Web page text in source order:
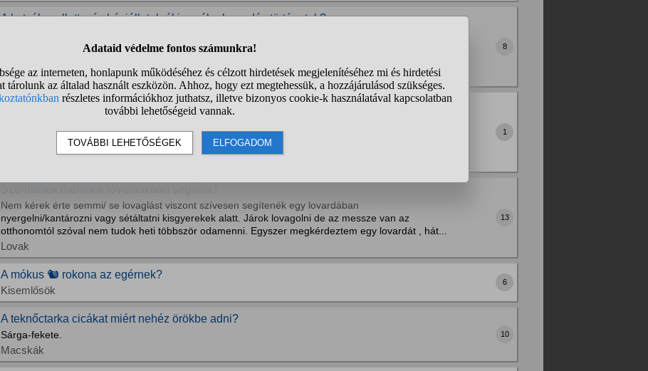
A kutyák mellett más háziállatokról is szólnak csodás történetek?
életre szóló barátai a gazdájuknak, akit az életük árán is megvédenek. Más háziállatokkal is
Egyéb kérdések
8
Milyen feladatokat lovagoltok?
Az lenne a kérdésem, hogy milyen jellegű feladatokat lovagoltok? Nem az átlagos
patanyomfigurákra gondolok. Hanem valami többre. Nem is küldő, belső állítás, combra való meg
ilyesmi, hanem mondjuk... nem is tudom ki... egyszerű kígyóvonal középen kis kör kifelé......
1
Nem kérek érte semmi/ se lovaglást viszont szívesen segítenék egy lovardában
nyergelni/kantározni vagy sétáltatni kisgyerekek alatt. Járok lovagolni de az messze van az
otthonomtól szóval nem tudok heti többször odamenni. Egyszer megkérdeztem egy lovardát , hát...
Lovak
13
A mókus 🐿️ rokona az egérnek?
Kisemlősök
6
A teknőctarka cicákat miért nehéz örökbe adni?
Sárga-fekete.
Macskák
10